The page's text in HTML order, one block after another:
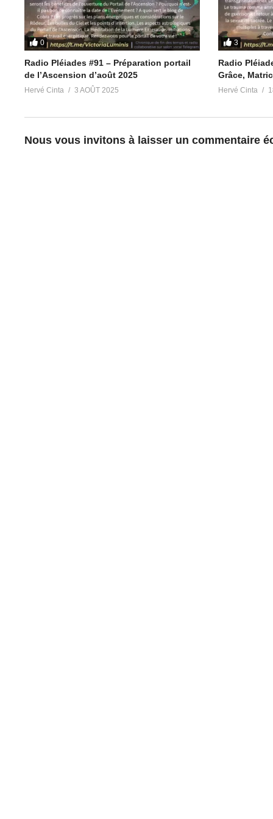
3 août 2025
3 avril 2024
0
Radio Pléiades #91 – Préparation portail
de l’Ascension d’août 2025
Hervé Cinta 3 AOÛT 2025
3
Radio
Grâce,
Hervé Cinta
Nous vous invitons à laisser un commentaire